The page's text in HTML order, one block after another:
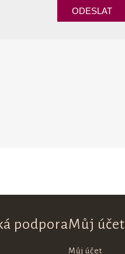
podporaMůj účet
Můj účet